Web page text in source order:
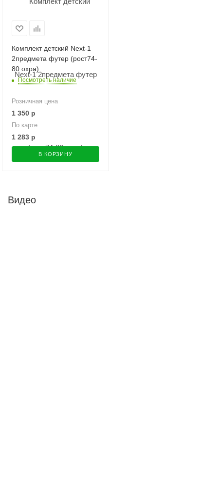
Комплект детский Neхt-1
2предмета футер (рост74-
80 охра)
Посмотреть наличие
Розничная цена
1 350 р
По карте
1 283 р
В КОРЗИНУ
Видео